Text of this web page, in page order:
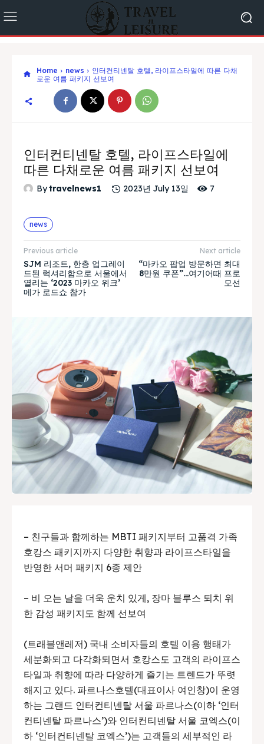
Home news
인터컨티넨탈 호텔, 라이프스타일에 따른 다채
로운 여름 패키지 선보여
인터컨티넨탈 호텔, 라이프스타일에
따른 다채로운 여름 패키지 선보여
Bytravelnews1 2023년 July 13일 7
news
Previous article
SJM 리조트, 한층 업그레이
드된 럭셔리함으로 서울에서
열리는 ‘2023 마카오 위크’
메가 로드쇼 참가
Next article
“마카오 팝업 방문하면 최대
8만원 쿠폰”…여기어때 프로
모션
– 친구들과 함께하는 MBTI 패키지부터 고품격 가족
호캉스 패키지까지 다양한 취향과 라이프스타일을
반영한 서머 패키지 6종 제안
– 비 오는 날을 더욱 운치 있게, 장마 블루스 퇴치 위
한 감성 패키지도 함께 선보여
(트래블앤레저) 국내 소비자들의 호텔 이용 행태가
세분화되고 다각화되면서 호캉스도 고객의 라이프스
타일과 취향에 따라 다양하게 즐기는 트렌드가 뚜렷
해지고 있다. 파르나스호텔(대표이사 여인창)이 운영
하는 그랜드 인터컨티넨탈 서울 파르나스(이하 ‘인터
컨티넨탈 파르나스’)와 인터컨티넨탈 서울 코엑스(이
하 ‘인터컨티넨탈 코엑스’)는 고객들의 세부적인 라